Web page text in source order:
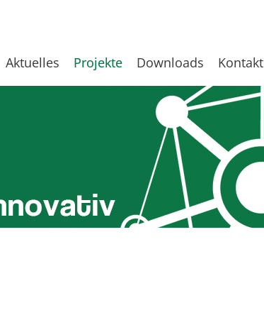
Aktuelles Projekte Downloads Kontakt